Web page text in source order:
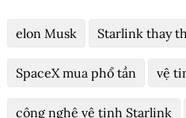
elon Musk Starlink thay
SpaceX mua phổ tần vệ
công nghệ vệ tinh Starlink